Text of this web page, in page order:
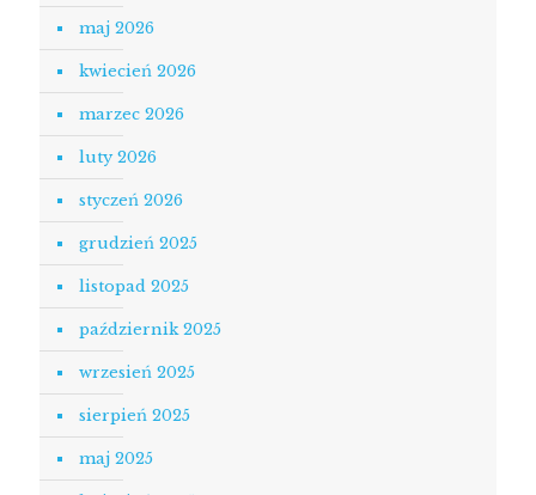
maj 2026
kwiecień 2026
marzec 2026
luty 2026
styczeń 2026
grudzień 2025
listopad 2025
październik 2025
wrzesień 2025
sierpień 2025
maj 2025